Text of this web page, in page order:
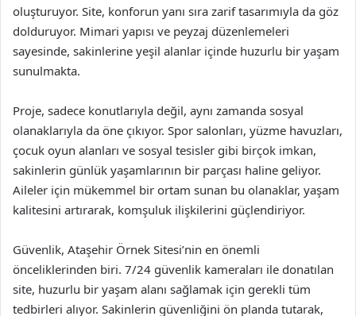
oluşturuyor. Site, konforun yanı sıra zarif tasarımıyla da göz
dolduruyor. Mimari yapısı ve peyzaj düzenlemeleri
sayesinde, sakinlerine yeşil alanlar içinde huzurlu bir yaşam
sunulmakta.
Proje, sadece konutlarıyla değil, aynı zamanda sosyal
olanaklarıyla da öne çıkıyor. Spor salonları, yüzme havuzları,
çocuk oyun alanları ve sosyal tesisler gibi birçok imkan,
sakinlerin günlük yaşamlarının bir parçası haline geliyor.
Aileler için mükemmel bir ortam sunan bu olanaklar, yaşam
kalitesini artırarak, komşuluk ilişkilerini güçlendiriyor.
Güvenlik, Ataşehir Örnek Sitesi’nin en önemli
önceliklerinden biri. 7/24 güvenlik kameraları ile donatılan
site, huzurlu bir yaşam alanı sağlamak için gerekli tüm
tedbirleri alıyor. Sakinlerin güvenliğini ön planda tutarak,